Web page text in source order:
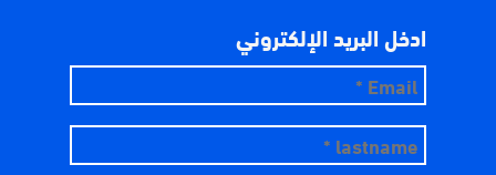
ادخل البريد الإلكتروني